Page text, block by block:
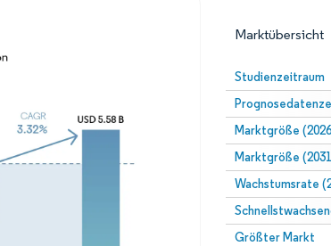
Marktübersicht
Studienzeitraum
Marktgröße
Marktgröße
Wachstumsrate
Größter Markt
Bild © Mordor Intelligence. Wiederverwendung erfordert